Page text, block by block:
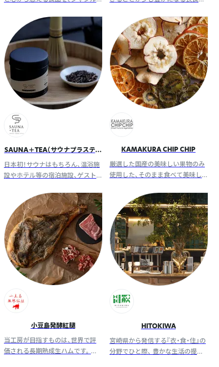
つ食べてもおいしいと思える「本
物のおいしさ」を大切にしていま
す。
にある物語とともに。そば乾麺、そ
ば茶、グルテンフリー焼き菓子な
ど。
SAUNA＋TEA（サウナプラスティ
ー）
日本初！サウナはもちろん、温浴施
設やホテル等の宿泊施設、ゲスト
サウナ」の魅力をお届けします
KAMAKURA CHIP CHIP
厳選した国産の美味しい果物のみ
使用した、そのまま食べて美味し
小豆島発酵紅腿
当工房が目指すものは、世界で評
価される⾧期熟成生ハムです。 欧
HITOKIWA
宮崎県から発信する『衣・食・住』の
分野でひと際、 豊かな生活の提案